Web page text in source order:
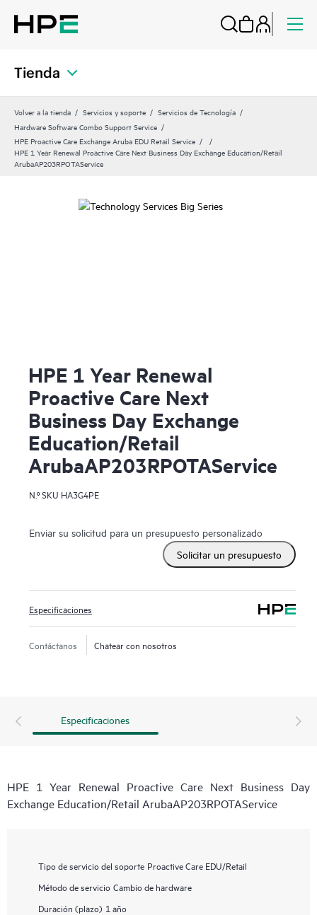
Tienda
Volver a la tienda Servicios y soporte
Servicios de Tecnología
Hardware Software Combo Support Service
HPE Proactive Care Exchange Aruba EDU Retail Service
HPE 1 Year Renewal Proactive Care Next Business Day Exchange Education/Retail
ArubaAP203RPOTAService
HPE 1 Year Renewal
Proactive Care Next
Business Day Exchange
Education/Retail
ArubaAP203RPOTAService
N.º SKU HA3G4PE
Enviar su solicitud para un presupuesto personalizado
Solicitar un presupuesto
Especificaciones
Contáctanos Chatear con nosotros
Especificaciones
HPE 1 Year Renewal Proactive Care Next Business Day
Exchange Education/Retail ArubaAP203RPOTAService
Tipo de servicio del soporte Proactive Care EDU/Retail
Método de servicio Cambio de hardware
Duración (plazo) 1 año